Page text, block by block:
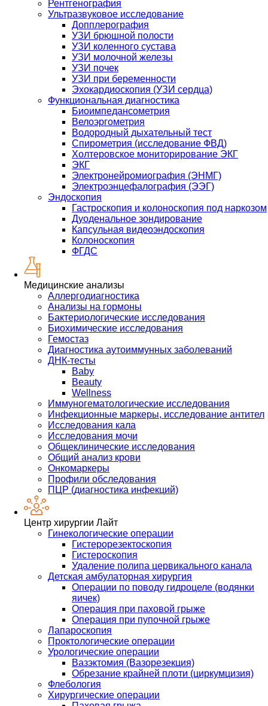
Рентгенография
Ультразвуковое исследование
Допплерография
УЗИ брюшной полости
УЗИ коленного сустава
УЗИ молочной железы
УЗИ почек
УЗИ при беременности
Эхокардиоскопия (УЗИ сердца)
Функциональная диагностика
Биоимпедансометрия
Велоэргометрия
Водородный дыхательный тест
Спирометрия (исследование ФВД)
Холтеровское мониторирование ЭКГ
ЭКГ
Электронейромиография (ЭНМГ)
Электроэнцефалография (ЭЭГ)
Эндоскопия
Гастроскопия и колоноскопия под наркозом
Дуоденальное зондирование
Капсульная видеоэндоскопия
Колоноскопия
ФГДС
Медицинские анализы
Аллергодиагностика
Анализы на гормоны
Бактериологические исследования
Биохимические исследования
Гемостаз
Диагностика аутоиммунных заболеваний
ДНК-тесты
Baby
Beauty
Wellness
Иммуногематологические исследования
Инфекционные маркеры, исследование антител
Исследования кала
Исследования мочи
Общеклинические исследования
Общий анализ крови
Онкомаркеры
Профили обследования
ПЦР (диагностика инфекций)
Центр хирургии Лайт
Гинекологические операции
Гистерорезектоскопия
Гистероскопия
Удаление полипа цервикального канала
Детская амбулаторная хирургия
Операции по поводу гидроцеле (водянки
яичек)
Операция при паховой грыже
Операция при пупочной грыже
Лапароскопия
Проктологические операции
Урологические операции
Вазэктомия (Вазорезекция)
Обрезание крайней плоти (циркумцизия)
Флебология
Хирургические операции